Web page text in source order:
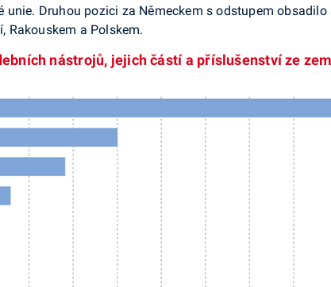
unie. Druhou pozici za Německem s odstupem
Rakouskem a Polskem.
nástrojů, jejich částí a příslušenství ze